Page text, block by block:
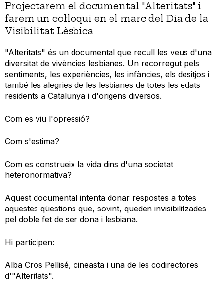
Projectarem el documental "Alteritats" i
farem un col·loqui en el marc del Dia de la
Visibilitat Lèsbica
"Alteritats" és un documental que recull les veus d'una
diversitat de vivències lesbianes. Un recorregut pels
sentiments, les experiències, les infàncies, els desitjos i
també les alegries de les lesbianes de totes les edats
residents a Catalunya i d'origens diversos.
Com es viu l'opressió?
Com s'estima?
Com es construeix la vida dins d'una societat
heteronormativa?
Aquest documental intenta donar respostes a totes
aquestes qüestions que, sovint, queden invisibilitzades
pel doble fet de ser dona i lesbiana.
Hi participen:
Alba Cros Pellisé, cineasta i una de les codirectores
d'"Alteritats".